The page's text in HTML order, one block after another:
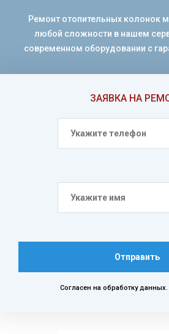
ЗАЯВКА НА
Отправить
Согласен на обработку данных.
Ремонт отопительных колонок
любой сложности в нашем
современном оборудовании с